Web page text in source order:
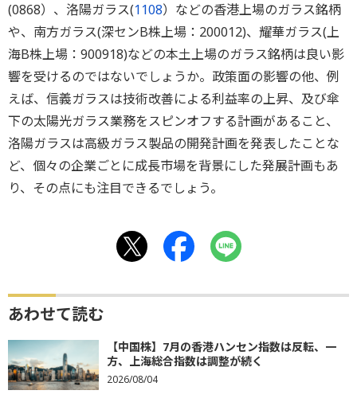
(0868）、洛陽ガラス(1108）などの香港上場のガラス銘柄
や、南方ガラス(深センB株上場：200012)、耀華ガラス(上
海B株上場：900918)などの本土上場のガラス銘柄は良い影
響を受けるのではないでしょうか。政策面の影響の他、例
えば、信義ガラスは技術改善による利益率の上昇、及び傘
下の太陽光ガラス業務をスピンオフする計画があること、
洛陽ガラスは高級ガラス製品の開発計画を発表したことな
ど、個々の企業ごとに成長市場を背景にした発展計画もあ
り、その点にも注目できるでしょう。
あわせて読む
【中国株】7月の香港ハンセン指数は反転、一
方、上海総合指数は調整が続く
2026/08/04